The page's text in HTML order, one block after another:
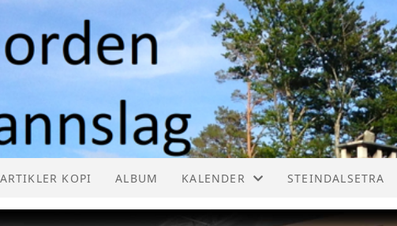
ARTIKLER KOPI ALBUM KALENDER
KALENDER
STEINDALSETRA